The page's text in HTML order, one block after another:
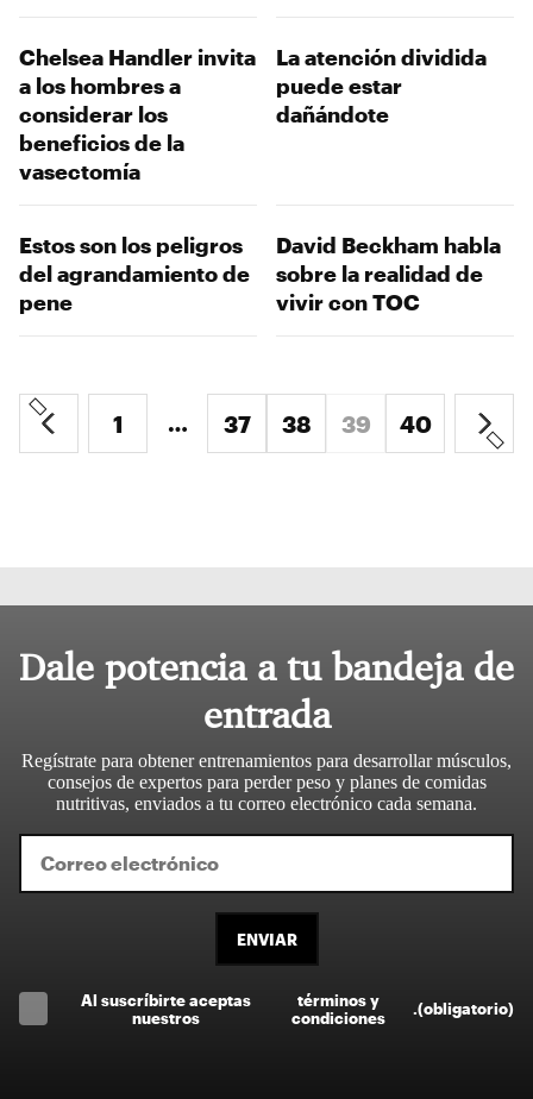
Chelsea Handler invita
a los hombres a
considerar los
beneficios de la
vasectomía
La atención dividida
puede estar
dañándote
Estos son los peligros
del agrandamiento de
pene
David Beckham habla
sobre la realidad de
vivir con TOC
1 … 37 38 39 40
Dale potencia a tu bandeja de
entrada
Regístrate para obtener entrenamientos para desarrollar músculos,
consejos de expertos para perder peso y planes de comidas
nutritivas, enviados a tu correo electrónico cada semana.
ENVIAR
Al suscríbirte aceptas
nuestros
términos y
condiciones
.(obligatorio)